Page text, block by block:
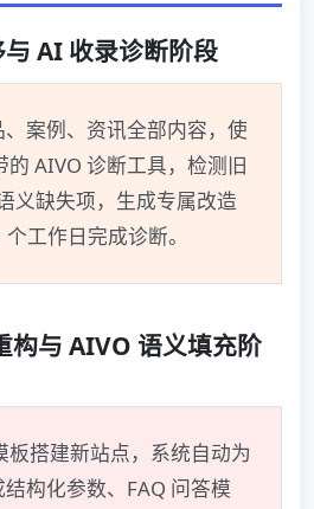
AI 收录诊断阶段
案例、资讯全部内容，使
的 AIVO 诊断工具，检测旧
义缺失项，生成专属改造
工作日完成诊断。
构与 AIVO 语义填充阶
板搭建新站点，系统自动为
构化参数、FAQ 问答模